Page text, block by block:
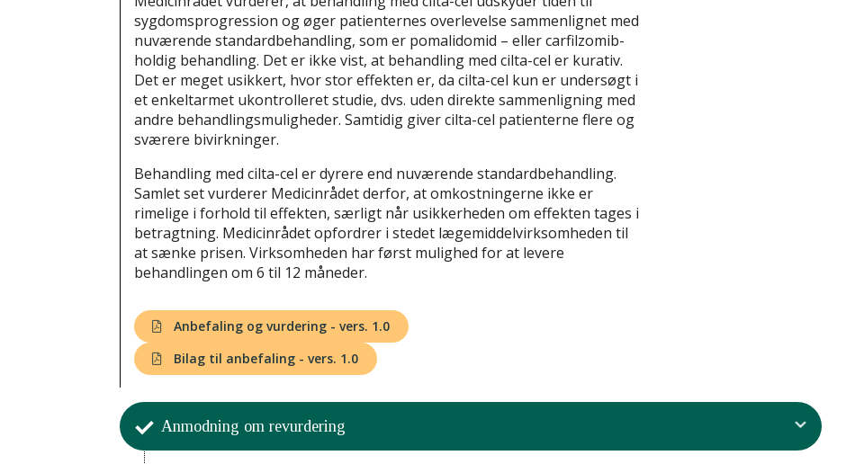
sygdomsprogression og øger patienternes overlevelse sammenlignet med
nuværende standardbehandling, som er pomalidomid – eller carfilzomib-
holdig behandling. Det er ikke vist, at behandling med cilta-cel er kurativ.
Det er meget usikkert, hvor stor effekten er, da cilta-cel kun er undersøgt i
et enkeltarmet ukontrolleret studie, dvs. uden direkte sammenligning med
andre behandlingsmuligheder. Samtidig giver cilta-cel patienterne flere og
sværere bivirkninger.
Behandling med cilta-cel er dyrere end nuværende standardbehandling.
Samlet set vurderer Medicinrådet derfor, at omkostningerne ikke er
rimelige i forhold til effekten, særligt når usikkerheden om effekten tages i
betragtning. Medicinrådet opfordrer i stedet lægemiddelvirksomheden til
at sænke prisen. Virksomheden har først mulighed for at levere
behandlingen om 6 til 12 måneder.
Anbefaling og vurdering - vers. 1.0
Bilag til anbefaling - vers. 1.0
Anmodning om revurdering